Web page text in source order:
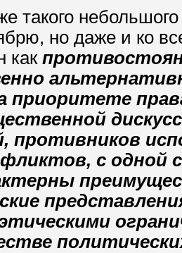
такого
но даже и ко
как
приоритете
противников
с одной